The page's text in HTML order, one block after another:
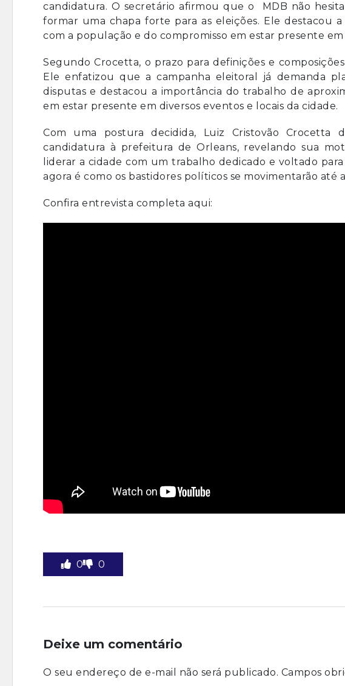
candidatura. O secretário afirmou que o MDB não
formar uma chapa forte para as eleições. Ele destacou
com a população e do compromisso em estar presente
Segundo Crocetta, o prazo para definições e
Ele enfatizou que a campanha eleitoral já demanda
disputas e destacou a importância do trabalho de
em estar presente em diversos eventos e locais da cidade.
Com uma postura decidida, Luiz Cristovão Crocetta
candidatura à prefeitura de Orleans, revelando sua
liderar a cidade com um trabalho dedicado e voltado
agora é como os bastidores políticos se movimentarão até
Confira entrevista completa aqui:
0 0
Deixe um comentário
O seu endereço de e-mail não será publicado. Campos